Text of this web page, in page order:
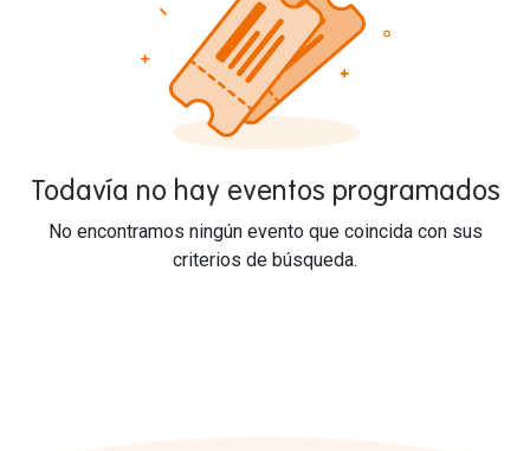
Todavía no hay eventos programados
No encontramos ningún evento que coincida con sus
criterios de búsqueda.